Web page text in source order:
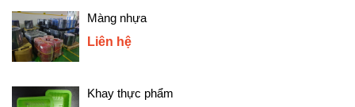
Màng nhựa
Liên hệ
Khay thực phẩm